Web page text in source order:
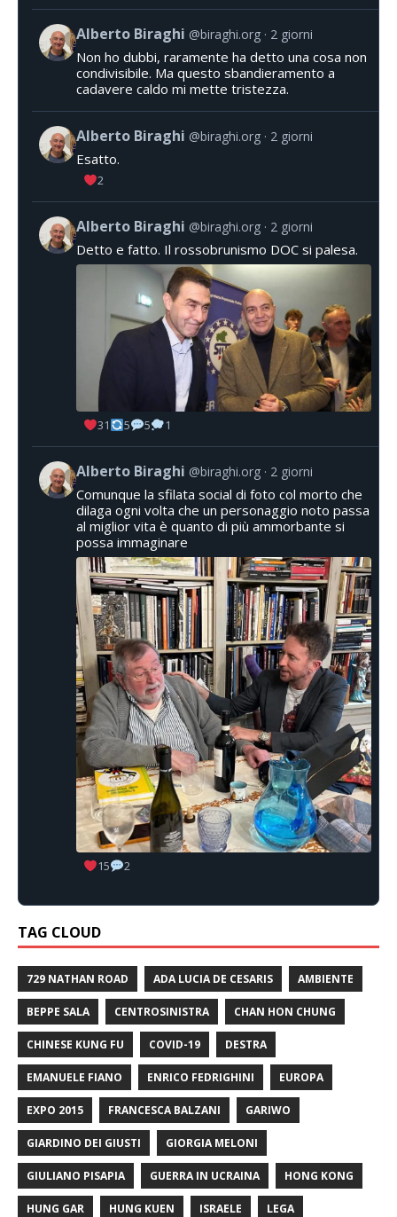
Alberto Biraghi @biraghi.org 2 giorni
Non ho dubbi, raramente ha detto una cosa non
condivisibile. Ma questo sbandieramento a
cadavere caldo mi mette tristezza.
Alberto Biraghi @biraghi.org 2 giorni
Esatto.
2
Alberto Biraghi @biraghi.org 2 giorni
Detto e fatto. Il rossobrunismo DOC si palesa.
31 5 5 1
Alberto Biraghi @biraghi.org 2 giorni
Comunque la sfilata social di foto col morto che
dilaga ogni volta che un personaggio noto passa
al miglior vita è quanto di più ammorbante si
possa immaginare
15 2
TAG CLOUD
729 NATHAN ROAD ADA LUCIA DE CESARIS AMBIENTE
BEPPE SALA CENTROSINISTRA CHAN HON CHUNG
CHINESE KUNG FU COVID-19 DESTRA
EMANUELE FIANO ENRICO FEDRIGHINI EUROPA
EXPO 2015 FRANCESCA BALZANI GARIWO
GIARDINO DEI GIUSTI GIORGIA MELONI
GIULIANO PISAPIA GUERRA IN UCRAINA HONG KONG
HUNG GAR HUNG KUEN ISRAELE LEGA